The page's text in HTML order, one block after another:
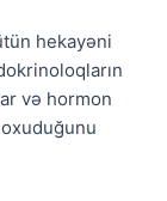
hekayəni
və hormon